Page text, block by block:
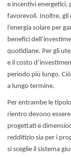
e incentivi energetici,
favorevoli. Inoltre, gli
l’energia solare per
benefici
quotidiane. Per gli
e il costo
periodo più lungo.
a lungo termine.
Per entrambe le
rientro devono
progettati e
redditizio sia per i
si sceglie il sistema